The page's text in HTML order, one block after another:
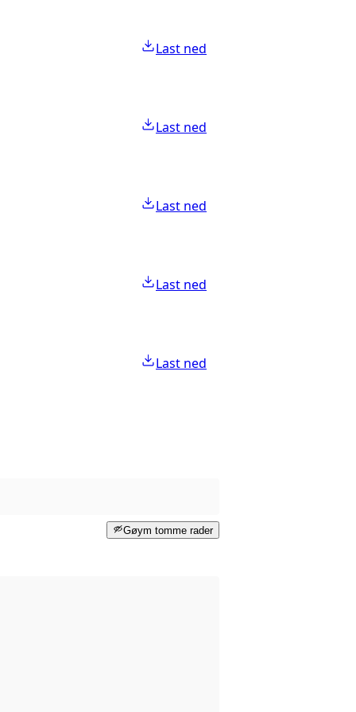
Last ned
Last ned
Last ned
Last ned
Last ned
Gøym tomme rader